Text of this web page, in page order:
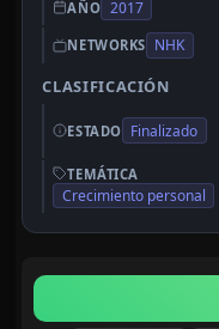
AÑO 2017
NETWORKS NHK
CLASIFICACIÓN
ESTADO Finalizado
TEMÁTICA
Crecimiento personal